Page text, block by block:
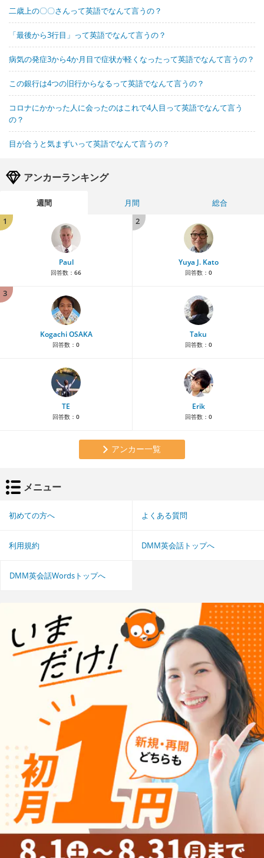
二歳上の〇〇さんって英語でなんて言うの？
「最後から3行目」って英語でなんて言うの？
病気の発症3から4か月目で症状が軽くなったって英語でなんて言うの？
この銀行は4つの旧行からなるって英語でなんて言うの？
コロナにかかった人に会ったのはこれで4人目って英語でなんて言う
の？
目が合うと気まずいって英語でなんて言うの？
アンカーランキング
週間 月間
総合
1
Paul
回答数： 66
2
Yuya J. Kato
回答数： 0
3
Kogachi OSAKA
回答数： 0
Taku
回答数： 0
TE
回答数： 0
Erik
回答数： 0
アンカー一覧
メニュー
初めての方へ よくある質問
利用規約 DMM英会話トップへ
DMM英会話Wordsトップへ